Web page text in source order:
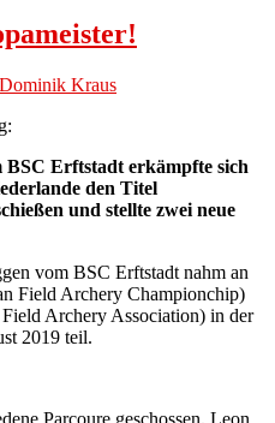
Dominik Kraus
BSC Erftstadt erkämpfte sich
den Titel
und stellte zwei neue
vom BSC Erftstadt nahm an
Field Archery Championchip)
Archery Association) in der
2019 teil.
Parcoure geschossen. Leon